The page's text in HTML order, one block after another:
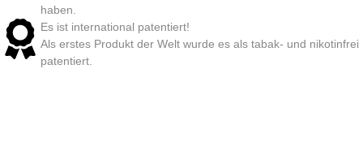
haben.
Es ist international patentiert!
Als erstes Produkt der Welt wurde es als tabak- und nikotinfrei
patentiert.